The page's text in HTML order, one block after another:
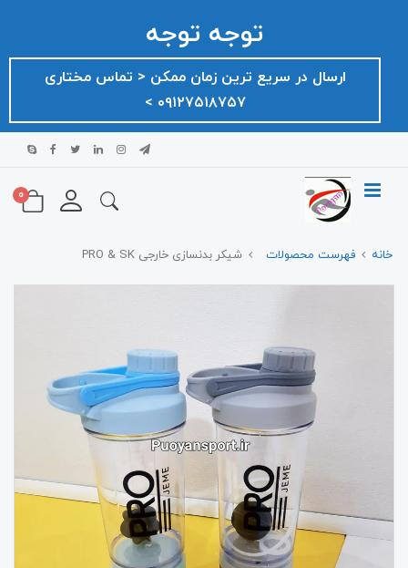
توجه توجه
ارسال در سریع ترین زمان ممکن ‌< تماس مختاری
۰۹۱۲۷۵۱۸۷۵۷ >
0
خانه فهرست محصولات شیکر بدنسازی خارجی PRO & SK